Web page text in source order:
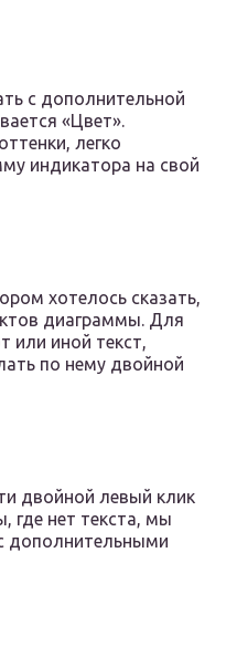
с дополнительной
«Цвет».
легко
индикатора на свой
хотелось сказать,
диаграммы. Для
или иной текст,
по нему двойной
двойной левый клик
где нет текста, мы
дополнительными